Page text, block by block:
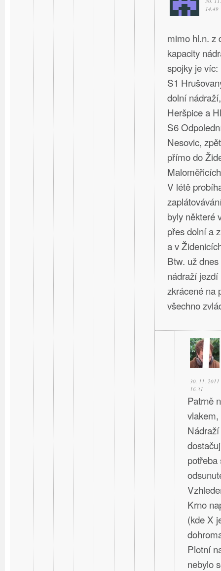
14.49
mimo hl.n. z
kapacity
spojky je víc:
S1
dolní
Heršpice a
S6
Nesovic,
přímo do
V létě
byly některé
přes dolní a
a v
Btw. už
nádraží
zkrácené na
všechno
30. 11. 2011
16.31
Patrně
Krno
(kde X
Plotní
nebylo